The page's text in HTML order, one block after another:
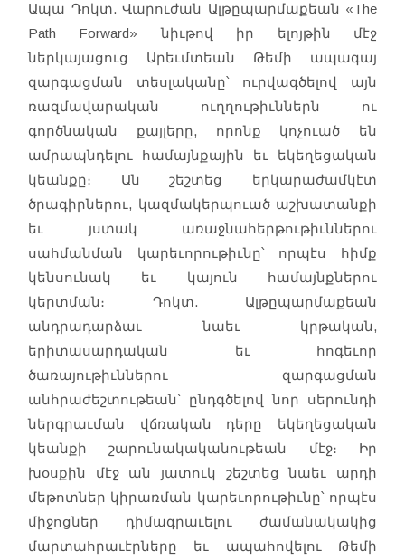
Ապա Դոկտ. Վարուժան Ալթըպարմաքեան «The
Path Forward» նիւթով իր ելոյթին մէջ
ներկայացուց Արեւմտեան Թեմի ապագայ
զարգացման տեսլականը՝ ուրվագծելով այն
ռազմավարական ուղղութիւններն ու
գործնական քայլերը, որոնք կոչուած են
ամրապնդելու համայնքային եւ եկեղեցական
կեանքը։ Ան շեշտեց երկարաժամկէտ
ծրագիրներու, կազմակերպուած աշխատանքի
եւ յստակ առաջնահերթութիւններու
սահմանման կարեւորութիւնը՝ որպէս հիմք
կենսունակ եւ կայուն համայնքներու
կերտման։ Դոկտ. Ալթըպարմաքեան
անդրադարձաւ նաեւ կրթական,
երիտասարդական եւ հոգեւոր
ծառայութիւններու զարգացման
անհրաժեշտութեան՝ ընդգծելով նոր սերունդի
ներգրաւման վճռական դերը եկեղեցական
կեանքի շարունակականութեան մէջ։ Իր
խօսքին մէջ ան յատուկ շեշտեց նաեւ արդի
մեթոտներ կիրառման կարեւորութիւնը՝ որպէս
միջոցներ դիմագրաւելու ժամանակակից
մարտահրաւէրները եւ ապահովելու Թեմի